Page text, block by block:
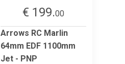
€ 199.00
Arrows RC Marlin
64mm EDF 1100mm
Jet - PNP